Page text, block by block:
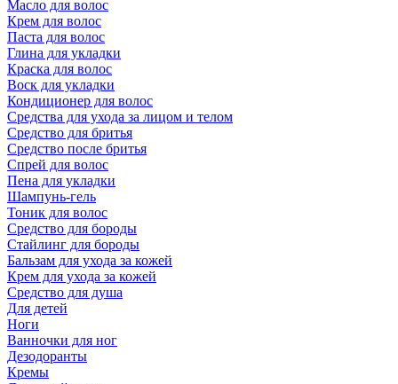
Масло для волос
Крем для волос
Паста для волос
Глина для укладки
Краска для волос
Воск для укладки
Кондиционер для волос
Средства для ухода за лицом и телом
Средство для бритья
Средство после бритья
Спрей для волос
Пена для укладки
Шампунь-гель
Тоник для волос
Средство для бороды
Стайлинг для бороды
Бальзам для ухода за кожей
Крем для ухода за кожей
Средство для душа
Для детей
Ноги
Ванночки для ног
Дезодоранты
Кремы